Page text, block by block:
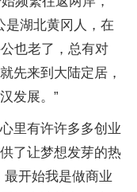
是湖北黄冈人，在
也老了，总有对
先来到大陆定居，
发展。”
里有许许多多创业
了让梦想发芽的热
最开始我是做商业